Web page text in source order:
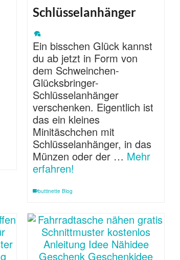
Schlüsselanhänger
Ein bisschen Glück kannst
du ab jetzt in Form von
dem Schweinchen-
Glücksbringer-
Schlüsselanhänger
verschenken. Eigentlich ist
das ein kleines
Minitäschchen mit
Schlüsselanhänger, in das
Münzen oder der … Mehr
erfahren!
buttinette Blog